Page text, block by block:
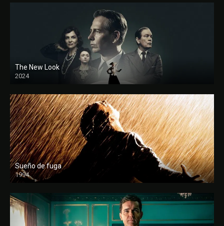
The New Look
2024
Sueño de fuga
1994
FULL HD